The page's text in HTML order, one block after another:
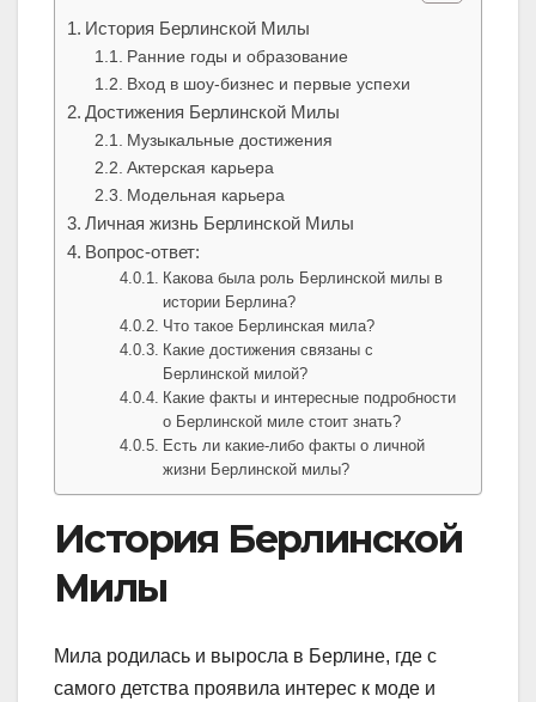
История Берлинской Милы
Ранние годы и образование
Вход в шоу-бизнес и первые успехи
Достижения Берлинской Милы
Музыкальные достижения
Актерская карьера
Модельная карьера
Личная жизнь Берлинской Милы
Вопрос-ответ:
Какова была роль Берлинской милы в
истории Берлина?
Что такое Берлинская мила?
Какие достижения связаны с
Берлинской милой?
Какие факты и интересные подробности
о Берлинской миле стоит знать?
Есть ли какие-либо факты о личной
жизни Берлинской милы?
История Берлинской
Милы
Мила родилась и выросла в Берлине, где с
самого детства проявила интерес к моде и